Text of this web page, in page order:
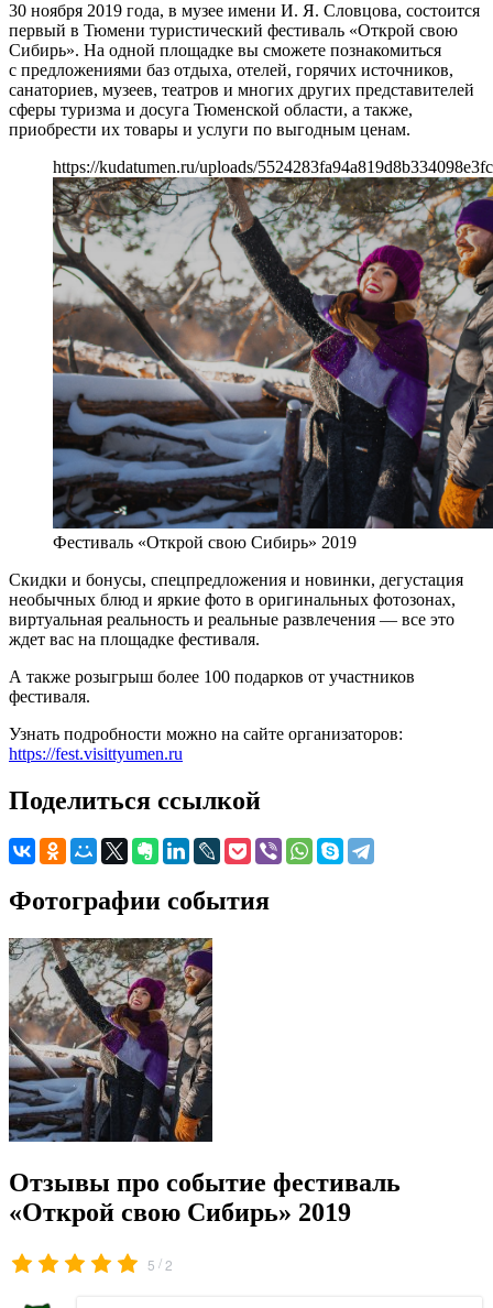
30 ноября 2019 года, в музее имени И. Я. Словцова, состоится
первый в Тюмени туристический фестиваль «Открой свою
Сибирь». На одной площадке вы сможете познакомиться
с предложениями баз отдыха, отелей, горячих источников,
санаториев, музеев, театров и многих других представителей
сферы туризма и досуга Тюменской области, а также,
приобрести их товары и услуги по выгодным ценам.
https://kudatumen.ru/uploads/
Фестиваль «Открой свою Сибирь» 2019
Скидки и бонусы, спецпредложения и новинки, дегустация
необычных блюд и яркие фото в оригинальных фотозонах,
виртуальная реальность и реальные развлечения — все это
ждет вас на площадке фестиваля.
А также розыгрыш более 100 подарков от участников
фестиваля.
Узнать подробности можно на сайте организаторов:
https://fest.visittyumen.ru
Поделиться ссылкой
Фотографии события
Отзывы про событие фестиваль
«Открой свою Сибирь» 2019
5 /2